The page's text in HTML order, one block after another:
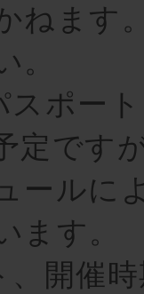
ねます
。
スポー
定です
ールに
ます。
開催